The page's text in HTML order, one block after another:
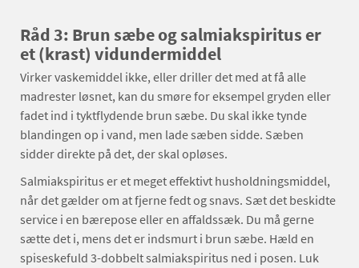
Råd 3: Brun sæbe og salmiakspiritus er
et (krast) vidundermiddel
Virker vaskemiddel ikke, eller driller det med at få alle
madrester løsnet, kan du smøre for eksempel gryden eller
fadet ind i tyktflydende brun sæbe. Du skal ikke tynde
blandingen op i vand, men lade sæben sidde. Sæben
sidder direkte på det, der skal opløses.
Salmiakspiritus er et meget effektivt husholdningsmiddel,
når det gælder om at fjerne fedt og snavs. Sæt det beskidte
service i en bærepose eller en affaldssæk. Du må gerne
sætte det i, mens det er indsmurt i brun sæbe. Hæld en
spiseskefuld 3-dobbelt salmiakspiritus ned i posen. Luk